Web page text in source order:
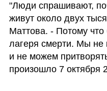
"Люди спрашивают,
живут около двух
Маттова. - Потому
лагеря смерти. Мы не
и не можем
произошло 7 октября